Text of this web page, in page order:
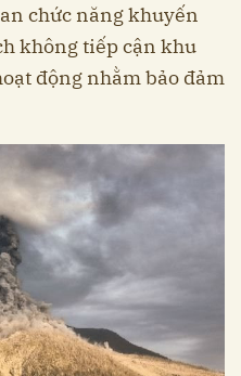
chức năng khuyến
không tiếp cận khu
động nhằm bảo đảm